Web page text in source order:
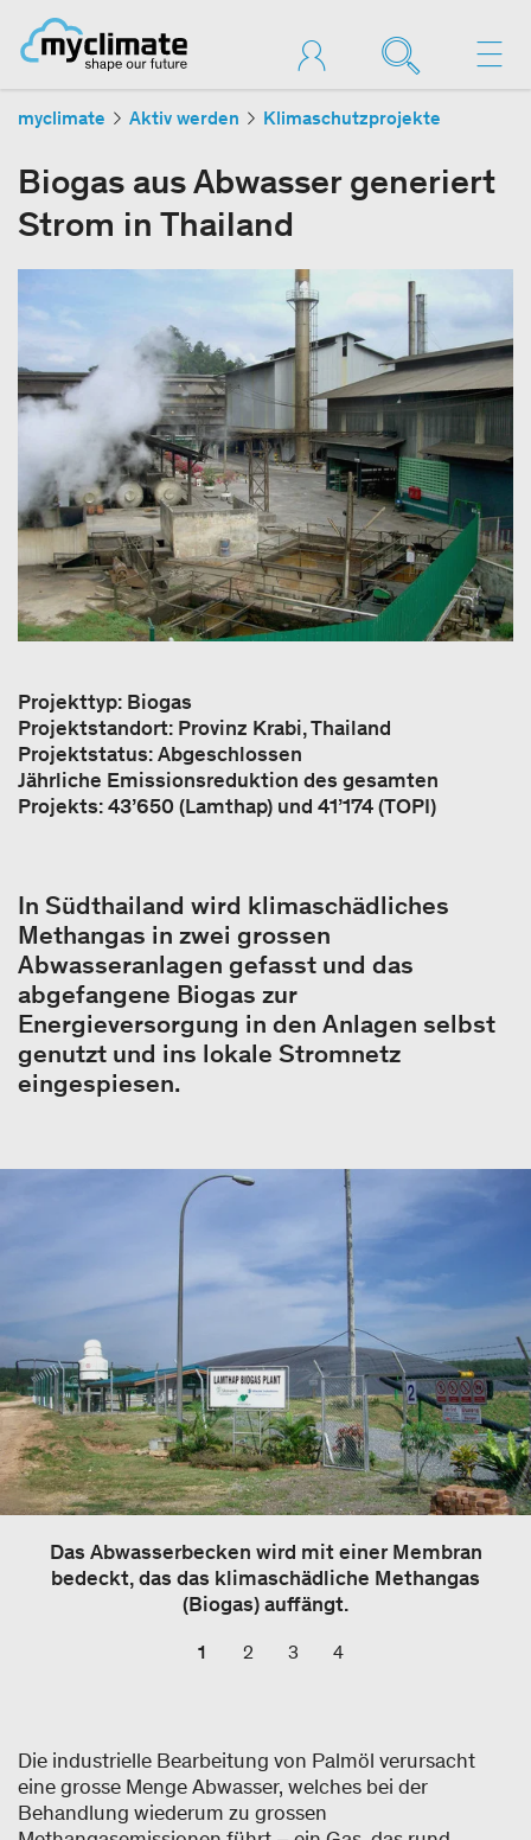
myclimate Aktiv werden Klimaschutzprojekte
Biogas aus Abwasser generiert
Strom in Thailand
Projekttyp: Biogas
Projektstandort: Provinz Krabi, Thailand
Projektstatus: Abgeschlossen
Jährliche Emissionsreduktion des gesamten
Projekts: 43’650 (Lamthap) und 41’174 (TOPI)
In Südthailand wird klimaschädliches
Methangas in zwei grossen
Abwasseranlagen gefasst und das
abgefangene Biogas zur
Energieversorgung in den Anlagen selbst
genutzt und ins lokale Stromnetz
eingespiesen.
Das Abwasserbecken wird mit einer Membran
bedeckt, das das klimaschädliche Methangas
(Biogas) auffängt.
1 2 3 4
Die industrielle Bearbeitung von Palmöl verursacht
eine grosse Menge Abwasser, welches bei der
Behandlung wiederum zu grossen